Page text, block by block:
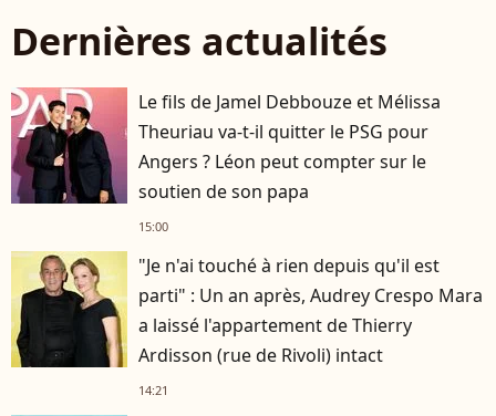
Dernières actualités
Le fils de Jamel Debbouze et Mélissa
Theuriau va-t-il quitter le PSG pour
Angers ? Léon peut compter sur le
soutien de son papa
15:00
"Je n'ai touché à rien depuis qu'il est
parti" : Un an après, Audrey Crespo Mara
a laissé l'appartement de Thierry
Ardisson (rue de Rivoli) intact
14:21